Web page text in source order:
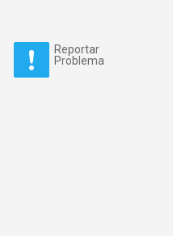
Reportar
Problema